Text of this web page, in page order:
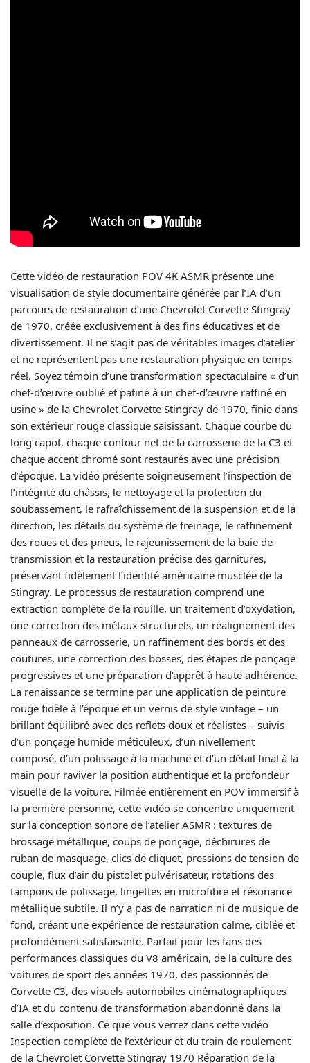
Cette vidéo de restauration POV 4K ASMR présente une
visualisation de style documentaire générée par l’IA d’un
parcours de restauration d’une Chevrolet Corvette Stingray
de 1970, créée exclusivement à des fins éducatives et de
divertissement. Il ne s’agit pas de véritables images d’atelier
et ne représentent pas une restauration physique en temps
réel. Soyez témoin d’une transformation spectaculaire « d’un
chef-d’œuvre oublié et patiné à un chef-d’œuvre raffiné en
usine » de la Chevrolet Corvette Stingray de 1970, finie dans
son extérieur rouge classique saisissant. Chaque courbe du
long capot, chaque contour net de la carrosserie de la C3 et
chaque accent chromé sont restaurés avec une précision
d’époque. La vidéo présente soigneusement l’inspection de
l’intégrité du châssis, le nettoyage et la protection du
soubassement, le rafraîchissement de la suspension et de la
direction, les détails du système de freinage, le raffinement
des roues et des pneus, le rajeunissement de la baie de
transmission et la restauration précise des garnitures,
préservant fidèlement l’identité américaine musclée de la
Stingray. Le processus de restauration comprend une
extraction complète de la rouille, un traitement d’oxydation,
une correction des métaux structurels, un réalignement des
panneaux de carrosserie, un raffinement des bords et des
coutures, une correction des bosses, des étapes de ponçage
progressives et une préparation d’apprêt à haute adhérence.
La renaissance se termine par une application de peinture
rouge fidèle à l’époque et un vernis de style vintage – un
brillant équilibré avec des reflets doux et réalistes – suivis
d’un ponçage humide méticuleux, d’un nivellement
composé, d’un polissage à la machine et d’un détail final à la
main pour raviver la position authentique et la profondeur
visuelle de la voiture. Filmée entièrement en POV immersif à
la première personne, cette vidéo se concentre uniquement
sur la conception sonore de l’atelier ASMR : textures de
brossage métallique, coups de ponçage, déchirures de
ruban de masquage, clics de cliquet, pressions de tension de
couple, flux d’air du pistolet pulvérisateur, rotations des
tampons de polissage, lingettes en microfibre et résonance
métallique subtile. Il n’y a pas de narration ni de musique de
fond, créant une expérience de restauration calme, ciblée et
profondément satisfaisante. Parfait pour les fans des
performances classiques du V8 américain, de la culture des
voitures de sport des années 1970, des passionnés de
Corvette C3, des visuels automobiles cinématographiques
d’IA et du contenu de transformation abandonné dans la
salle d’exposition. Ce que vous verrez dans cette vidéo
Inspection complète de l’extérieur et du train de roulement
de la Chevrolet Corvette Stingray 1970 Réparation de la